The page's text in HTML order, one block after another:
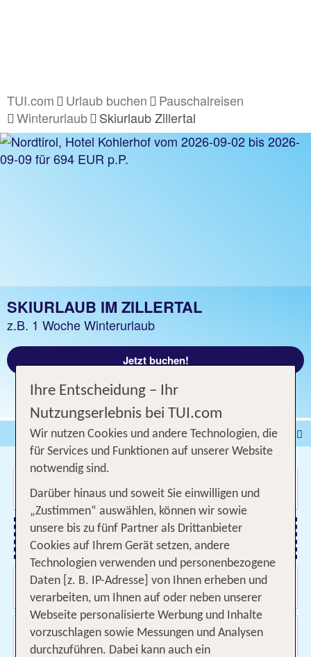
TUI.com Urlaub buchen
Pauschalreisen
Winterurlaub
Skiurlaub Zillertal
SKIURLAUB IM ZILLERTAL
z.B. 1 Woche Winterurlaub
Jetzt buchen!
Pauschalreise
Hotel
DEALS
Flug Ferienhaus
Mietwagen
Kreuzfahrten
Rundreisen Ausflüge
Privattransfer
Zusatzleistungen
Flug hinzufügen
Wann & wie lange?
22.09.2026 - 21.12.2026, Beliebig
Wer reist mit?
2 Erwachsene
Ihre Entscheidung – Ihr
Nutzungserlebnis bei TUI.com
Wir nutzen Cookies und andere Technologien, die
für Services und Funktionen auf unserer Website
notwendig sind.
Darüber hinaus und soweit Sie einwilligen und
„Zustimmen“ auswählen, können wir sowie
unsere bis zu fünf Partner als Drittanbieter
Cookies auf Ihrem Gerät setzen, andere
Technologien verwenden und personenbezogene
Daten [z. B. IP-Adresse] von Ihnen erheben und
verarbeiten, um Ihnen auf oder neben unserer
Webseite personalisierte Werbung und Inhalte
vorzuschlagen sowie Messungen und Analysen
durchzuführen. Dabei kann auch ein